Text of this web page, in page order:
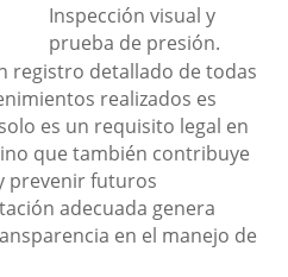
Inspección visual y
prueba de presión.
registro detallado de todas
realizados es
es un requisito legal en
que también contribuye
prevenir futuros
adecuada genera
en el manejo de